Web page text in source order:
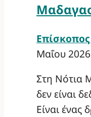
Μαΐου 2026
Στη Νότια
δεν είναι
Είναι ένας